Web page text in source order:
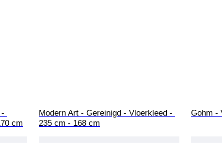
cm
Modern Art - Gereinigd - Vloerkleed -
235 cm - 168 cm
Gohm -